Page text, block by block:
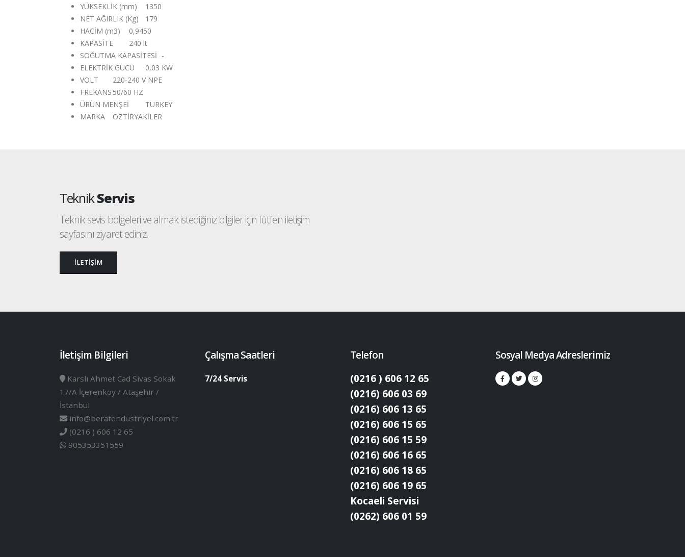
YÜKSEKLİK (mm)
1350
NET AĞIRLIK (Kg)
179
HACİM (m3)
0,9450
KAPASİTE
240 lt
SOĞUTMA KAPASİTESİ -
ELEKTRİK GÜCÜ
0,03 KW
VOLT
220-240 V NPE
FREKANS 50/60 HZ
ÜRÜN MENŞEİ
TURKEY
MARKA
ÖZTİRYAKİLER
TeknikServis
Teknik sevis bölgeleri ve almak istediğiniz bilgiler için lütfen iletişim
sayfasını ziyaret ediniz.
İLETİŞİM
İletişim Bilgileri
Karslı Ahmet Cad Sivas Sokak
17/A İçerenköy / Ataşehir /
İstanbul
info@beratendustriyel.com.tr
(0216 ) 606 12 65
905353351559
Çalışma Saatleri
7/24 Servis
Telefon
(0216 ) 606 12 65
(0216) 606 03 69
(0216) 606 13 65
(0216) 606 15 65
(0216) 606 15 59
(0216) 606 16 65
(0216) 606 18 65
(0216) 606 19 65
Kocaeli Servisi
(0262) 606 01 59
Sosyal Medya Adreslerimiz